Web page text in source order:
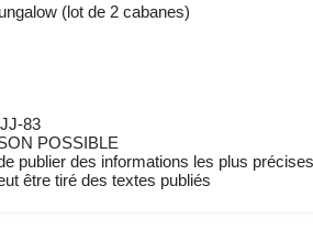
(lot de 2 cabanes)
83
POSSIBLE
publier des informations les plus
être tiré des textes publiés